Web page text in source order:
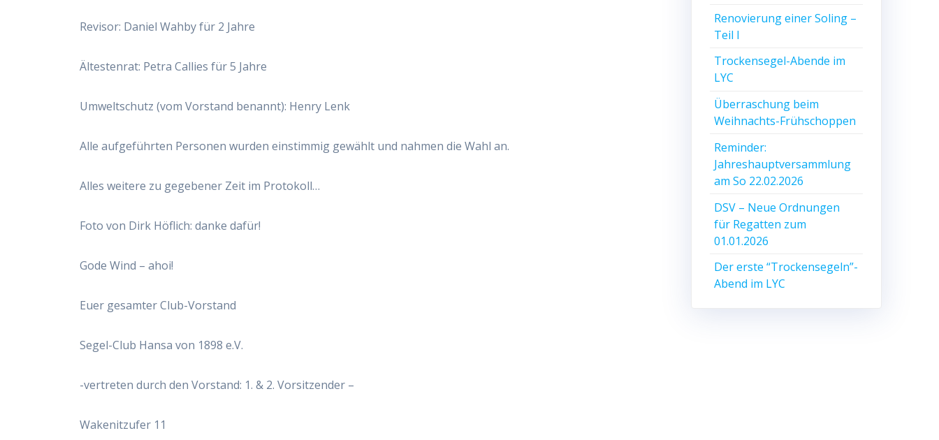
Revisor: Daniel Wahby für 2 Jahre
Ältestenrat: Petra Callies für 5 Jahre
Umweltschutz (vom Vorstand benannt): Henry Lenk
Alle aufgeführten Personen wurden einstimmig gewählt und nahmen die Wahl an.
Alles weitere zu gegebener Zeit im Protokoll…
Foto von Dirk Höflich: danke dafür!
Gode Wind – ahoi!
Euer gesamter Club-Vorstand
Segel-Club Hansa von 1898 e.V.
-vertreten durch den Vorstand: 1. & 2. Vorsitzender –
Wakenitzufer 11
Renovierung einer Soling –
Teil I
Trockensegel-Abende im
LYC
Überraschung beim
Weihnachts-Frühschoppen
Reminder:
Jahreshauptversammlung
am So 22.02.2026
DSV – Neue Ordnungen
für Regatten zum
01.01.2026
Der erste “Trockensegeln”-
Abend im LYC